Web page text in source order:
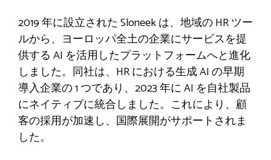
2019 年に設立された Sloneek は、地域の HR ツー
ルから、ヨーロッパ全土の企業にサービスを提
供する AI を活用したプラットフォームへと進化
しました。同社は、HR における生成 AI の早期
導入企業の 1 つであり、2023 年に AI を自社製品
にネイティブに統合しました。これにより、顧
客の採用が加速し、国際展開がサポートされま
した。